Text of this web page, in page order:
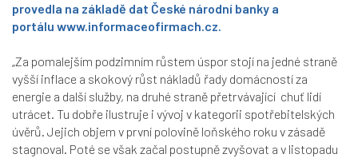
provedla na základě dat České národní banky a
portálu www.informaceofirmach.cz.
„Za pomalejším podzimním růstem úspor stojí na jedné straně
vyšší inflace a skokový růst nákladů řady domácností za
energie a další služby, na druhé straně přetrvávající chuť lidí
utrácet. Tu dobře ilustruje i vývoj v kategorii spotřebitelských
úvěrů. Jejich objem v první polovině loňského roku v zásadě
stagnoval. Poté se však začal postupně zvyšovat a v listopadu